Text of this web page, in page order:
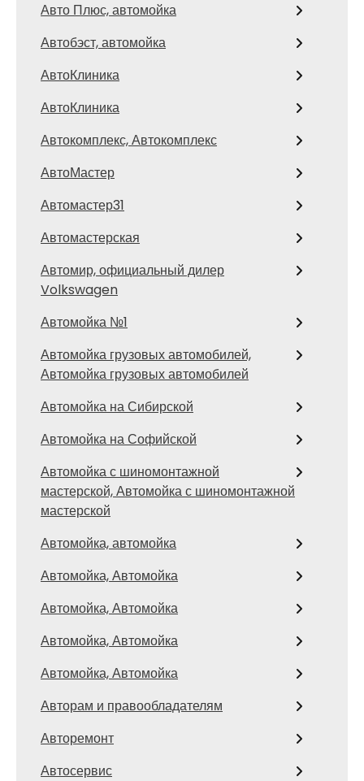
Авто Плюс, автомойка
Автобэст, автомойка
АвтоКлиника
АвтоКлиника
Автокомплекс, Автокомплекс
АвтоМастер
Автомастер31
Автомастерская
Автомир, официальный дилер
Volkswagen
Автомойка №1
Автомойка грузовых автомобилей,
Автомойка грузовых автомобилей
Автомойка на Сибирской
Автомойка на Софийской
Автомойка с шиномонтажной
мастерской, Автомойка с шиномонтажной
мастерской
Автомойка, автомойка
Автомойка, Автомойка
Автомойка, Автомойка
Автомойка, Автомойка
Автомойка, Автомойка
Авторам и правообладателям
Авторемонт
Автосервис